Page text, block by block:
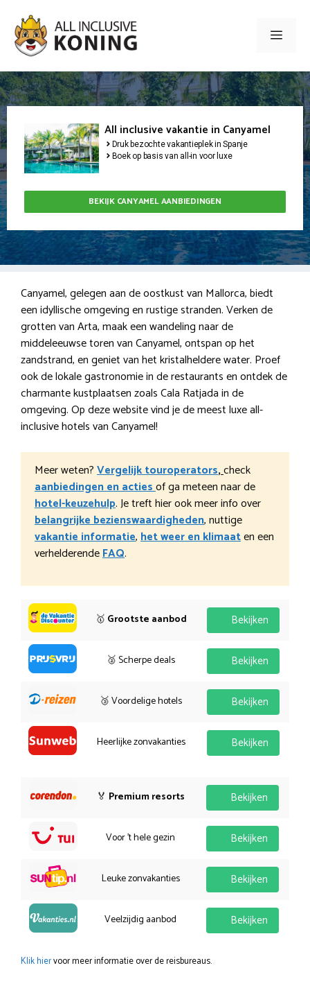
naar
inhoud
Menu
All inclusive vakantie in Canyamel
Druk bezochte vakantieplek in Spanje
Boek op basis van all-in voor luxe
BEKIJK CANYAMEL AANBIEDINGEN
Canyamel, gelegen aan de oostkust van Mallorca, biedt
een idyllische omgeving en rustige stranden. Verken de
grotten van Arta, maak een wandeling naar de
middeleeuwse toren van Canyamel, ontspan op het
zandstrand, en geniet van het kristalheldere water. Proef
ook de lokale gastronomie in de restaurants en ontdek de
charmante kustplaatsen zoals Cala Ratjada in de
omgeving. Op deze website vind je de meest luxe all-
inclusive hotels van Canyamel!
Meer weten?Vergelijk touroperators,check
aanbiedingen en actiesof ga meteen naar de
hotel-keuzehulp. Je treft hier ook meer info over
belangrijke bezienswaardigheden, nuttige
vakantie informatie,het weer en klimaaten een
verhelderendeFAQ.
🥇 Grootste aanbod Bekijken
🥈 Scherpe deals Bekijken
🥉 Voordelige hotels Bekijken
Heerlijke zonvakanties Bekijken
🏅 Premium resorts Bekijken
Voor 't hele gezin Bekijken
Leuke zonvakanties Bekijken
Veelzijdig aanbod Bekijken
Klik hiervoor meer informatie over de reisbureaus.